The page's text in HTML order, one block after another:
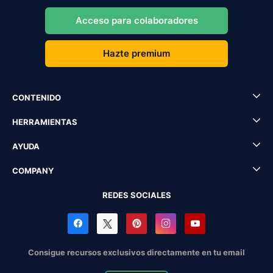
Acceso para colaboradores
Hazte premium
CONTENIDO
HERRAMIENTAS
AYUDA
COMPANY
REDES SOCIALES
Consigue recursos exclusivos directamente en tu email